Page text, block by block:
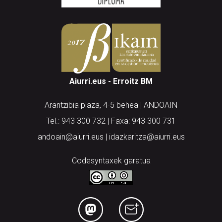
Aiurri.eus - Erroitz BM
Arantzibia plaza, 4-5 behea | ANDOAIN
Tel.: 943 300 732 | Faxa: 943 300 731
andoain@aiurri.eus | idazkaritza@aiurri.eus
Codesyntaxek garatua